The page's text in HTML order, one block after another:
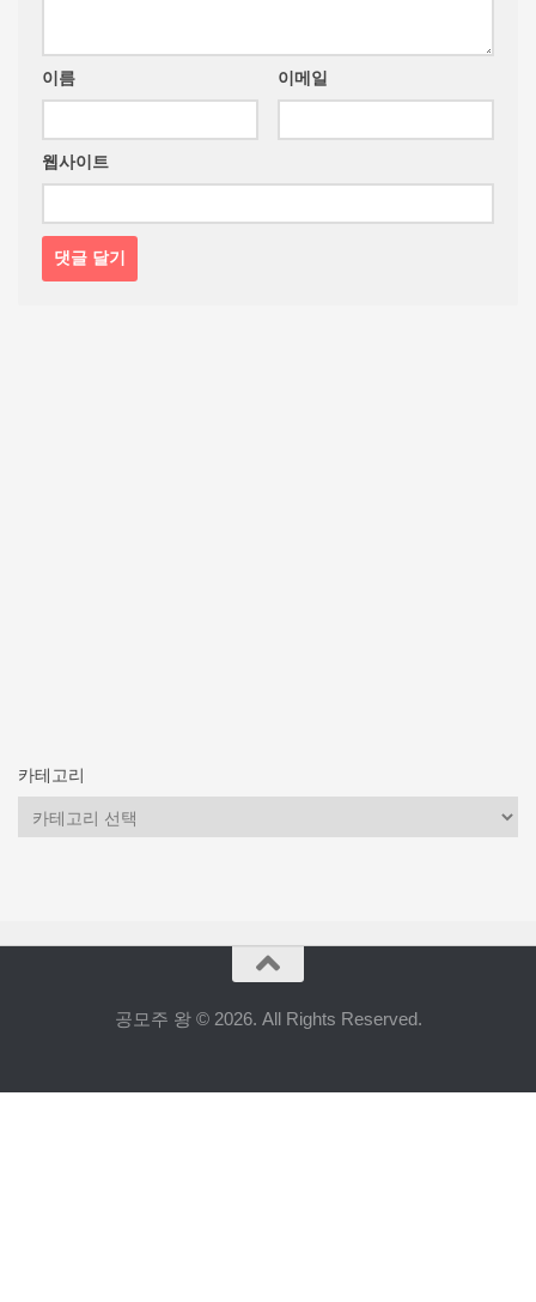
이름 이메일
웹사이트
카테고리
카
테
공모주 왕 © 2026. All Rights Reserved.